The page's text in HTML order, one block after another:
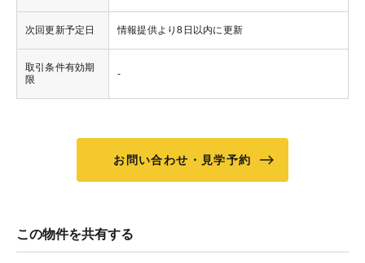
次回更新予定日 情報提供より8日以内に更新
取引条件有効期
限
-
お問い合わせ・見学予約
この物件を共有する